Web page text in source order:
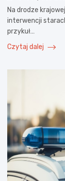
Na drodze
interwencji
przykuł…
Czytaj dalej